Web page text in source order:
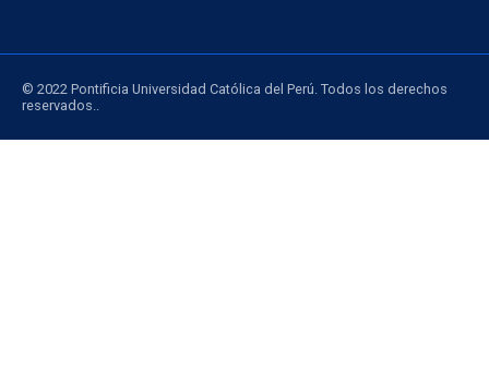
© 2022 Pontificia Universidad Católica del Perú. Todos los derechos
reservados..